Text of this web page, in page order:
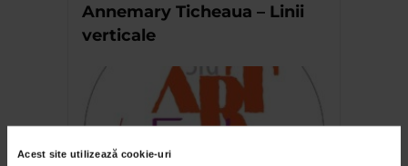
Acest site utilizează cookie-uri
Annemary Ticheaua – Linii
verticale